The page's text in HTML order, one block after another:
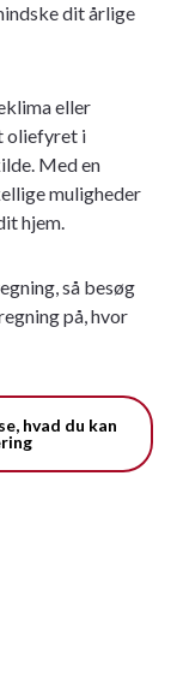
dit årlige
eller
oliefyret i
Med en
muligheder
hjem.
så besøg
på, hvor
hvad du kan